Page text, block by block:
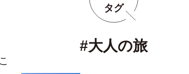
タグ
#大人の旅